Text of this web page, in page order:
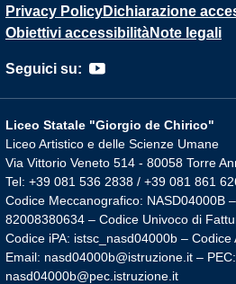
Privacy PolicyDichiarazione
Obiettivi accessibilitàNote legali
Seguici su:
Liceo Statale "Giorgio de Chirico"
Liceo Artistico e delle Scienze Umane
Via Vittorio Veneto 514 - 80058 Torre
Tel: +39 081 536 2838 / +39 081 861
Codice Meccanografico: NASD04000B
82008380634 – Codice Univoco di
Codice iPA: istsc_nasd04000b – Codice
Email: nasd04000b@istruzione.it – PEC:
nasd04000b@pec.istruzione.it